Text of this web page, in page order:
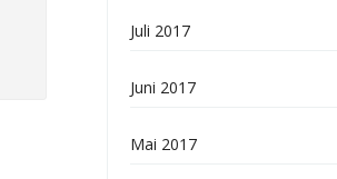
Juli 2017
Juni 2017
Mai 2017